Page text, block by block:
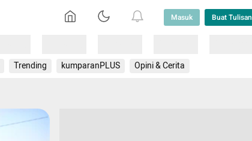
Masuk Buat Tulisan
Trending kumparanPLUS Opini & Cerita